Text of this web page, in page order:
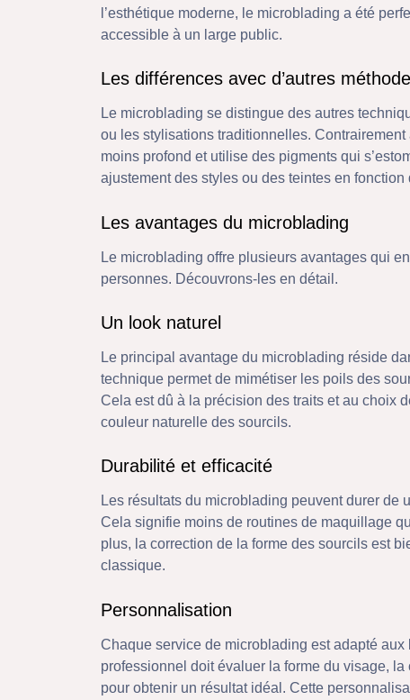
l’esthétique moderne, le microblading a été
accessible à un large public.
Les différences avec d’autres
Le microblading se distingue des autres
ou les stylisations traditionnelles.
moins profond et utilise des pigments qui
ajustement des styles ou des teintes en
Les avantages du microblading
Le microblading offre plusieurs avantages qui
personnes. Découvrons-les en détail.
Un look naturel
Le principal avantage du microblading réside
technique permet de mimétiser les poils des
Cela est dû à la précision des traits et au choix
couleur naturelle des sourcils.
Durabilité et efficacité
Les résultats du microblading peuvent durer de
Cela signifie moins de routines de maquillage
plus, la correction de la forme des sourcils est
classique.
Personnalisation
Chaque service de microblading est adapté
professionnel doit évaluer la forme du visage,
pour obtenir un résultat idéal. Cette